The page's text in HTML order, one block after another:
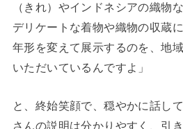
（きれ）やインドネシアの織物
デリケートな着物や織物の収蔵
年形を変えて展示するのを、地
いただいているんですよ」
と、終始笑顔で、穏やかに話し
さんの説明は分かりやすく、引